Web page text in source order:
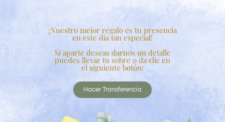
¡Nuestro mejor regalo es tu presencia
en este día tan especial!
Si aparte deseas darnos un detalle
puedes llevar tu sobre o da clic en
el siguiente botón:
Hacer Transferencia